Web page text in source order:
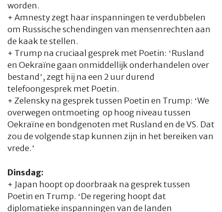
worden.
+ Amnesty zegt haar inspanningen te verdubbelen
om Russische schendingen van mensenrechten aan
de kaak te stellen.
+ Trump na cruciaal gesprek met Poetin: ‘Rusland
en Oekraïne gaan onmiddellijk onderhandelen over
bestand’, zegt hij na een 2 uur durend
telefoongesprek met Poetin.
+ Zelensky na gesprek tussen Poetin en Trump: ‘We
overwegen ontmoeting op hoog niveau tussen
Oekraïne en bondgenoten met Rusland en de VS. Dat
zou de volgende stap kunnen zijn in het bereiken van
vrede.’
Dinsdag:
+ Japan hoopt op doorbraak na gesprek tussen
Poetin en Trump. ‘De regering hoopt dat
diplomatieke inspanningen van de landen